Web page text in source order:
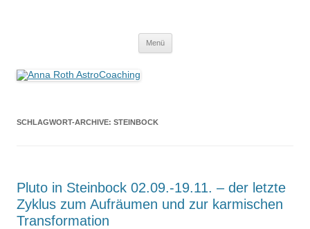
Menü
SCHLAGWORT-ARCHIVE: STEINBOCK
Pluto in Steinbock 02.09.-19.11. – der letzte
Zyklus zum Aufräumen und zur karmischen
Transformation